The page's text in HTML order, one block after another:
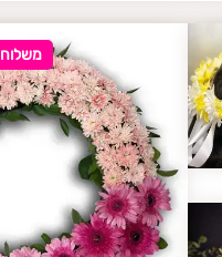
משלוח 0 ₪ קופון הטבה